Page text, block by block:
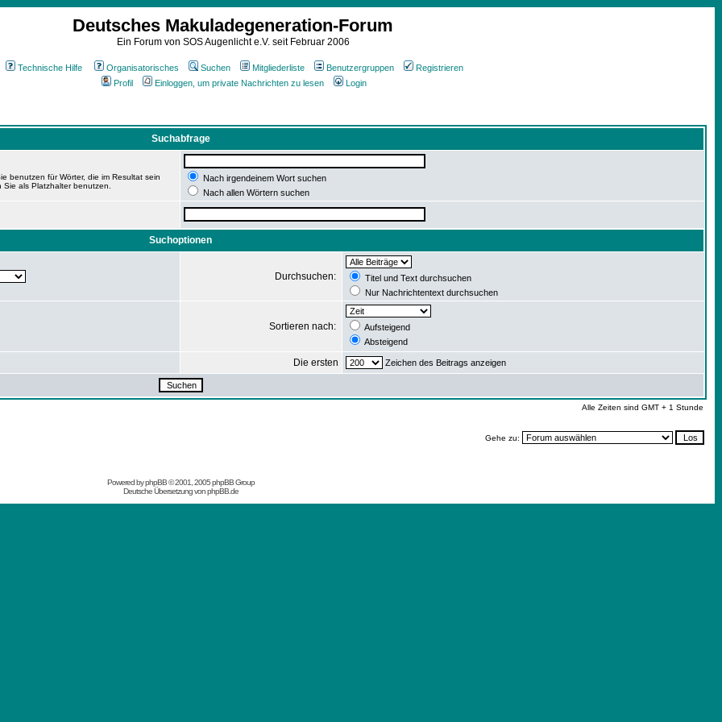
Deutsches Makuladegeneration-Forum
Ein Forum von SOS Augenlicht e.V. seit Februar 2006
Technische Hilfe Organisatorisches Suchen Mitgliederliste Benutzergruppen
Registrieren
Profil
Einloggen, um private Nachrichten zu lesen Login
Suchabfrage
benutzen für Wörter, die im Resultat sein
als Platzhalter benutzen.
Nach irgendeinem Wort suchen
Nach allen Wörtern suchen
Suchoptionen
Durchsuchen:
Titel und Text durchsuchen
Nur Nachrichtentext durchsuchen
Sortieren nach:
Aufsteigend
Absteigend
Die ersten Zeichen des Beitrags anzeigen
Alle Zeiten sind GMT + 1 Stunde
Gehe zu:
Powered byphpBB© 2001, 2005 phpBB Group
Deutsche Übersetzung vonphpBB.de